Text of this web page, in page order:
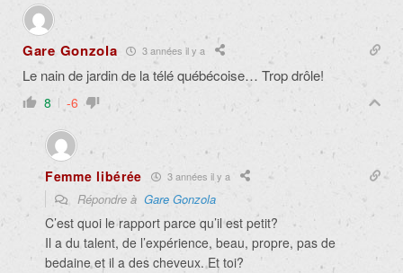
Gare Gonzola 3 années il y a
Le nain de jardin de la télé québécoise… Trop drôle!
8 -6
Femme libérée 3 années il y a
Répondre à Gare Gonzola
C’est quoi le rapport parce qu’il est petit?
Il a du talent, de l’expérience, beau, propre, pas de
bedaine et il a des cheveux. Et toi?